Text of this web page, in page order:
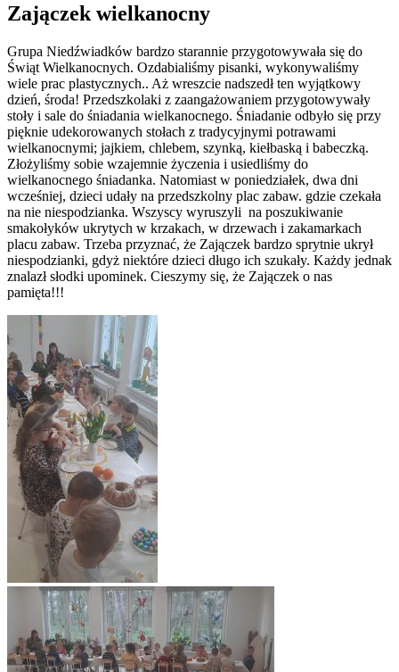
Zajączek wielkanocny
Grupa Niedźwiadków bardzo starannie przygotowywała się do
Świąt Wielkanocnych. Ozdabialiśmy pisanki, wykonywaliśmy
wiele prac plastycznych.. Aż wreszcie nadszedł ten wyjątkowy
dzień, środa! Przedszkolaki z zaangażowaniem przygotowywały
stoły i sale do śniadania wielkanocnego. Śniadanie odbyło się przy
pięknie udekorowanych stołach z tradycyjnymi potrawami
wielkanocnymi; jajkiem, chlebem, szynką, kiełbaską i babeczką.
Złożyliśmy sobie wzajemnie życzenia i usiedliśmy do
wielkanocnego śniadanka. Natomiast w poniedziałek, dwa dni
wcześniej, dzieci udały na przedszkolny plac zabaw. gdzie czekała
na nie niespodzianka. Wszyscy wyruszyli na poszukiwanie
smakołyków ukrytych w krzakach, w drzewach i zakamarkach
placu zabaw. Trzeba przyznać, że Zajączek bardzo sprytnie ukrył
niespodzianki, gdyż niektóre dzieci długo ich szukały. Każdy jednak
znalazł słodki upominek. Cieszymy się, że Zajączek o nas
pamięta!!!